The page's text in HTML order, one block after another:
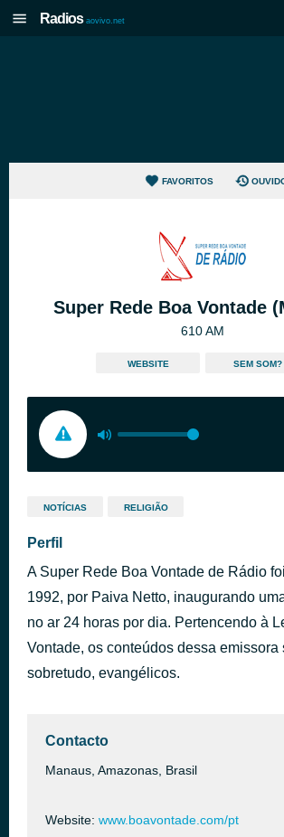
Radios aovivo.net
FAVORITOS
Super Rede Boa Vontade
610 AM
WEBSITE SEM SOM?
NOTÍCIAS RELIGIÃO
Perfil
A Super Rede Boa Vontade de Rádio
1992, por Paiva Netto, inaugurando
no ar 24 horas por dia. Pertencendo à
Vontade, os conteúdos dessa emissora
sobretudo, evangélicos.
Contacto
Manaus, Amazonas, Brasil
Website: www.boavontade.com/pt